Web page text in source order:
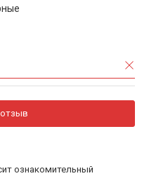
ознакомительный